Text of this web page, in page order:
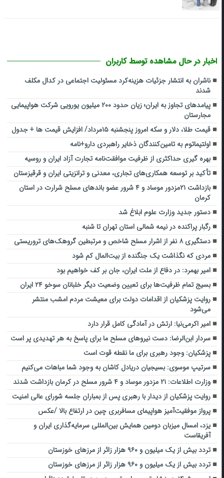
اخبار در حال مشاهده توسط کاربران
ناشران به انتشار جزئیات هزینه‌کرد مسئولیت اجتماعی در کدال مکلف
شدند
پیامدهای تجاوز به ایران؛ زیان حدود ۲۰۰ میلیون یورویی شرکت هواپیمایی
مجارستان
قیمت طلا، دلار و سکه امروز پنجشنبه ۱۵مرداد/ افزایش قیمت ها + جدول
اولتیماتوم به تامین‌کنندگان ذخایر راهبردی دارو+نامه
بهره گیری حداکثری از ظرفیت موافقت‌نامه تجارت آزاد ایران و روسیه
تأکید بر توسعه همکاری‌های تجاری، معدنی و ترانزیتی ایران و قرقیزستان
بازداشت ۲۱مزدور موساد و ۴ شرور عضو باندهای مسلح شرارت در استان
کرمان
دستور جدید وزارت علوم ابلاغ شد
رگبار پراکنده در نیمه شمالی استان تهران تا شنبه
دستگیری ۸ نفر از اشرار مسلح شاخص و مرتبطین گروهک‌های تروریستی
مردی که نگذاشت یک جنگنده از بیت‌المال کم شود
امیر بهمرد: در دفاع از ملت ایران، جان بر کف خواهیم بود
بسیج تمام ظرفیت‌ها برای تعیین وضعیت دیگر خلبانان سوخو ۲۴ ایران
روایت پزشکیان از اقدامات دولت برای معیشت مردم امشب منتشر
می‌شود
امیر اکرمی‌نیا: ارتش در آمادگی کامل قرار دارد
سردار ابن‌الرضا: دست نیروهای مسلح ما برای پاسخ به هر تهدیدی پر است
پزشکیان: وجود رهبری برای ما نقطه قوت است
سرتیپ موسوی: بسیجیان دریادل کاشان به وجود شما مباهات می‌کنیم
وزارت اطلاعات: ۲۱ مزدور موساد و ۴ شرور مسلح در کرمان بازداشت شدند
روایت پزشکیان از دیدار با رهبری پس از بمباران جلسه شورای عالی امنیت
پرواز موفقیت‌آمیز هواپیمای مسافربری چین در ارتفاع بالا /عکس
یزد، امسال میزبان دومین همایش بین‌المللی سرمایه‌گذاری ایران و
آفریقاست
تردد بیش از یک میلیون و ۹۶۰ هزار زائر از مرزهای خوزستان
تردد بیش از یک میلیون و ۹۶۰ هزار زائر از مرزهای خوزستان